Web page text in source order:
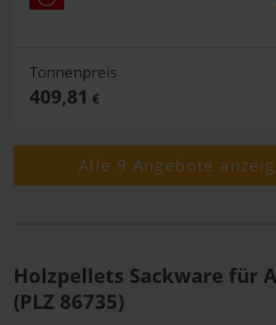
Tonnenpreis
409,81 €
Alle 9 Angebote
Holzpellets Sackware für
(PLZ 86735)